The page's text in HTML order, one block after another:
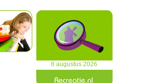
8 augustus 2026